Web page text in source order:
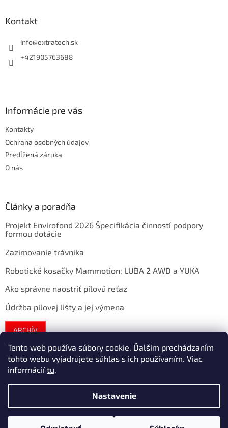
Tento web používa súbory cookie. Ďalším prechádzaním
tohto webu vyjadrujete súhlas s ich používaním. Viac
informáciítu.
Nastavenie
Kontakt
info@extratech.sk
+421905763688
Informácie pre vás
Kontakty
Ochrana osobných údajov
Predĺžená záruka
O nás
Články a poradňa
Projekt Envirofond 2026 Špecifikácia činností podpory
formou dotácie
Zazimovanie trávnika
Robotické kosačky Mammotion: LUBA 2 AWD a YUKA
Ako správne naostriť pílovú reťaz
Údržba pílovej lišty a jej výmena
ARCHÍV
extratech. Všetky práva vyhradené.
nastavenie cookies